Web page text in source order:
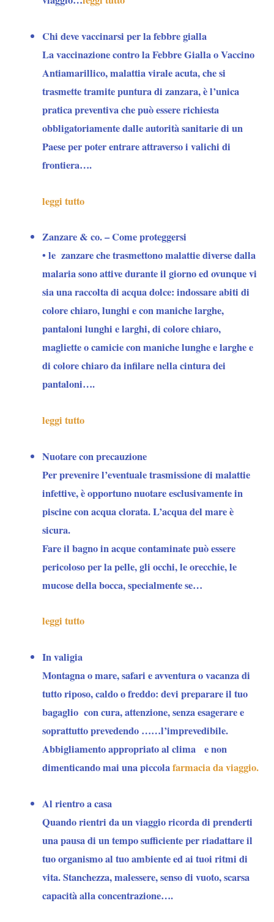
Chi deve vaccinarsi per la febbre gialla
La vaccinazione contro la Febbre Gialla o Vaccino
Antiamarillico, malattia virale acuta, che si
trasmette tramite puntura di zanzara, è l’unica
pratica preventiva chepuò essere richiesta
obbligatoriamente dalle autorità sanitarie di un
Paese per poter entrare attraverso i valichi di
frontiera….
leggi tutto
Zanzare & co. – Come proteggersi
• lezanzareche trasmettono malattie diverse dalla
malaria sono attive durante il giorno ed ovunque vi
sia una raccolta di acqua dolce: indossare abiti di
colore chiaro, lunghi e con maniche larghe,
pantaloni lunghi e larghi, di colore chiaro,
magliette o camicie con maniche lunghe e larghe e
di colore chiaro da infilare nella cintura dei
pantaloni….
leggi tutto
Nuotare con precauzione
Perprevenire l’eventuale trasmissione di malattie
infettive, è opportuno nuotare esclusivamente in
piscine con acqua clorata. L’acqua del mare è
sicura.
Fare il bagno in acque contaminate può essere
pericoloso per la pelle, gli occhi, le orecchie, le
mucose della bocca, specialmente se…
leggi tutto
In valigia
Montagna o mare, safari e avventura o vacanza di
tutto riposo, caldo o freddo: devi preparare il tuo
bagaglio con cura, attenzione, senza esagerare e
soprattutto prevedendo ……l’imprevedibile.
Abbigliamento appropriato al clima e non
dimenticando mai una piccolafarmacia da viaggio.
Al rientro a casa
Quando rientri da un viaggio ricorda di prenderti
una pausa di un tempo sufficiente per riadattare il
tuo organismo al tuo ambiente ed ai tuoi ritmi di
vita. Stanchezza, malessere, senso di vuoto, scarsa
capacità alla concentrazione….